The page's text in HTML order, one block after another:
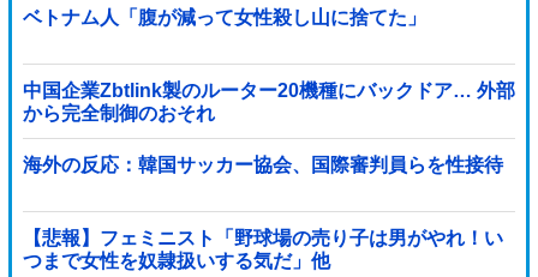
ベトナム人「腹が減って女性殺し山に捨てた」
中国企業Zbtlink製のルーター20機種にバックドア… 外部
から完全制御のおそれ
海外の反応：韓国サッカー協会、国際審判員らを性接待
【悲報】フェミニスト「野球場の売り子は男がやれ！い
つまで女性を奴隷扱いする気だ」他